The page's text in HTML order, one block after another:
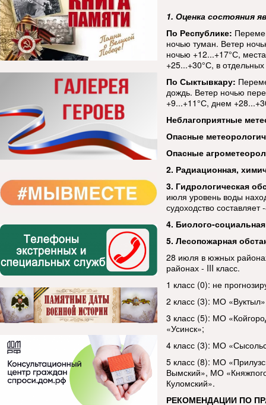
1. Оценка состояния
По Республике:
ночью туман. Ветер
ночью +12...+17°С,
+25...+30°С, в
По Сыктывкару:
дождь. Ветер ночью
+9...+11°С, днем
Неблагоприятные
Опасные
Опасные
2. Радиационная,
3. Гидрологическая
июля уровень воды
судоходство составляет
4. Биолого-
5. Лесопожарная
28 июля в южных
районах - III класс.
1 класс (0): не
2 класс (3): МО
3 класс (5): МО
«Усинск»;
4 класс (3): МО
5 класс (8): МО
Вымский», МО
Куломский».
РЕКОМЕНДАЦИИ ПО